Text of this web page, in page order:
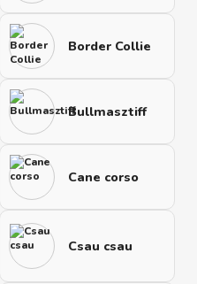
Border Collie
Bullmasztiff
Cane corso
Csau csau